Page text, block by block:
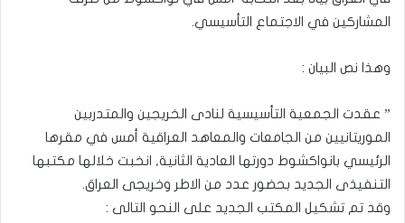
المشاركين في الاجتماع التأسيسي.
وهذا نص البيان :
” عقدت الجمعية التأسيسية لنادى الخريجين والمتدربين
الموريتانيين من الجامعات والمعاهد العراقية أمس في مقرها
الرئيسي بانواكشوط دورتها العادية الثانية, انخبت خلالها مكتبها
التنفيذى الجديد بحضور عدد من الاطر وخريجى العراق.
وقد تم تشكيل المكتب الجديد على النحو التالى :